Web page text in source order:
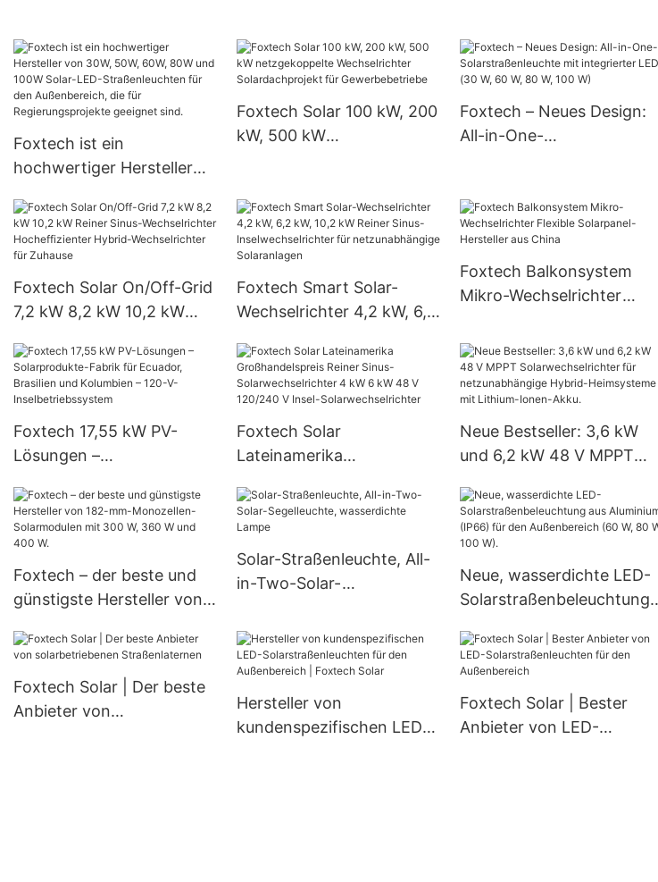
Foxtech ist ein
hochwertiger Hersteller
und 100W Solar-LED-
Straßenleuchten für den
Außenbereich, die für
Regierungsprojekte
geeignet sind.
Foxtech Solar 100 kW, 200
kW, 500 kW
Solardachprojekt für
Gewerbebetriebe
Foxtech – Neues Design:
All-in-One-
W, 80 W, 100 W)
Foxtech Solar On/Off-Grid
7,2 kW 8,2 kW 10,2 kW
Wechselrichter
Hocheffizienter Hybrid-
Wechselrichter für
Zuhause
Foxtech Smart Solar-
Wechselrichter 4,2 kW, 6,2
Inselwechselrichter für
netzunabhängige
Solaranlagen
Foxtech Balkonsystem
Mikro-Wechselrichter
Hersteller aus China
Foxtech 17,55 kW PV-
Lösungen –
Ecuador, Brasilien und
Kolumbien – 120-V-
Inselbetriebssystem
Foxtech Solar
Lateinamerika
Sinus-Solarwechselrichter
4 kW 6 kW 48 V 120/240
V Insel-
Solarwechselrichter
Neue Bestseller: 3,6 kW
und 6,2 kW 48 V MPPT
netzunabhängige Hybrid-
Heimsysteme mit Lithium-
Ionen-Akku.
Foxtech – der beste und
günstigste Hersteller von
Solarmodulen mit 300 W,
Solar-Straßenleuchte, All-
in-Two-Solar-
wasserdichte Lampe
Neue, wasserdichte LED-
Solarstraßenbeleuchtung
den Außenbereich (60 W,
80 W, 100 W).
Foxtech Solar | Der beste
Anbieter von
Hersteller von
kundenspezifischen LED-
Foxtech Solar | Bester
Anbieter von LED-